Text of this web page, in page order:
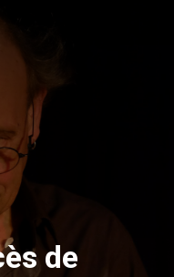
de